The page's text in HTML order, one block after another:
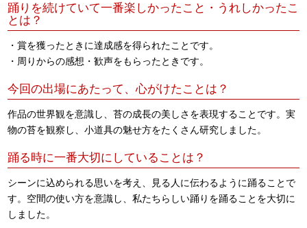
踊りを続けていて一番楽しかったこと・うれしかったこ
とは？
・賞を獲ったときに達成感を得られたことです。
・周りからの感想・歓声をもらったときです。
今回の出場にあたって、心がけたことは？
作品の世界観を意識し、苔の成長の美しさを表現することです。実
物の苔を観察し、小道具の魅せ方をたくさん研究しました。
踊る時に一番大切にしていることは？
シーンに込められる思いを考え、見る人に伝わるように踊ることで
す。空間の使い方を意識し、私たちらしい踊りを踊ることを大切に
しました。